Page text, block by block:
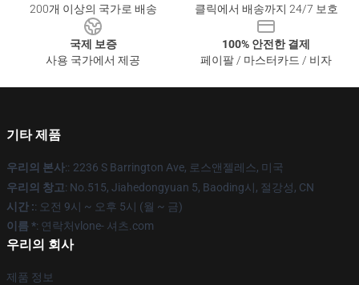
200개 이상의 국가로 배송
클릭에서 배송까지 24/7 보호
국제 보증
사용 국가에서 제공
100% 안전한 결제
페이팔 / 마스터카드 / 비자
기타 제품
우리의 본사:: 2236 S Barrington Ave, 로스앤젤레스, 미국
우리의 창고: No.515, Jiahedongyuan 5, Baoding시, 절강성, CN
시간 :: 오전 9시 ~ 오후 5시 (월 ~ 금)
이름 *: 연락처vlone- 셔츠.com
우리의 회사
제품 정보